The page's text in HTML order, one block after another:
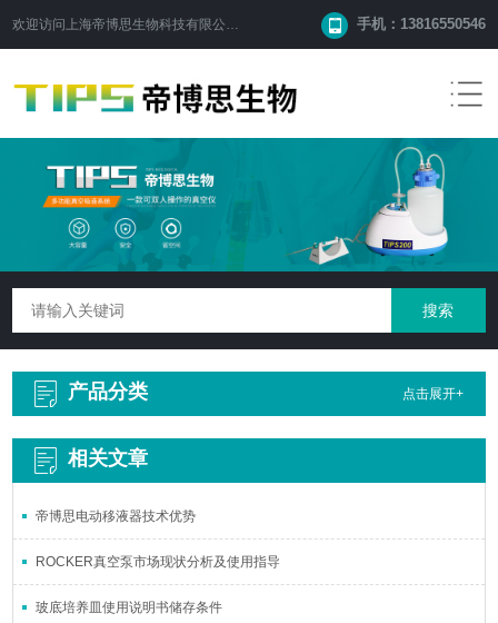
欢迎访问 上海帝博思生物科技有限公司 手机：13816550546
产品分类 点击展开+
相关文章
帝博思电动移液器技术优势
ROCKER真空泵市场现状分析及使用指导
玻底培养皿使用说明书储存条件